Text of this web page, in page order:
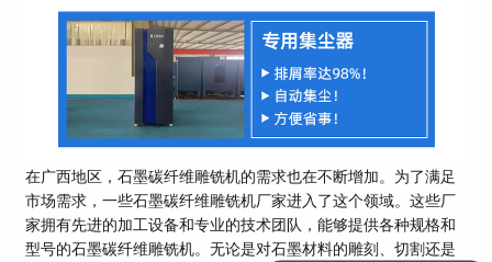
在广西地区，石墨碳纤维雕铣机的需求也在不断增加。为了满足
市场需求，一些石墨碳纤维雕铣机厂家进入了这个领域。这些厂
家拥有先进的加工设备和专业的技术团队，能够提供各种规格和
型号的石墨碳纤维雕铣机。无论是对石墨材料的雕刻、切割还是